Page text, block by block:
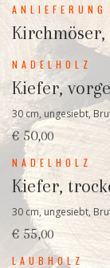
Kirchmöser,
NADELHOLZ
Kiefer,
30 cm, ungesiebt,
€ 50,00
NADELHOLZ
Kiefer,
30 cm, ungesiebt,
€ 55,00
LAUBHOLZ